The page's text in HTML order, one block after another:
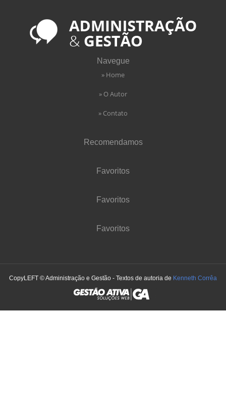
Navegue
» Home
» O Autor
» Contato
Recomendamos
Favoritos
Favoritos
Favoritos
CopyLEFT © Administração e Gestão - Textos de autoria de Kenneth Corrêa